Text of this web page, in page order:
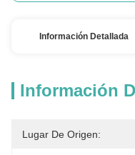
Información Detallada
Información
Lugar De Origen: